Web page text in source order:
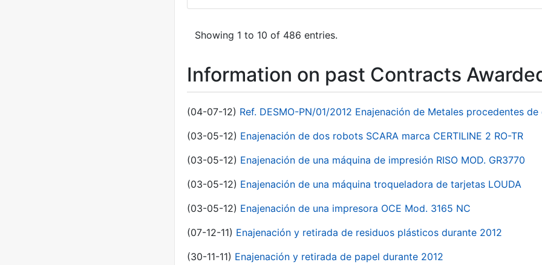
Showing 1 to 10 of 486 entries.
Information on past Contracts
(04-07-12) Ref. DESMO-PN/01/2012 Enajenación de Metales procedentes
(03-05-12) Enajenación de dos robots SCARA marca CERTILINE 2 RO-TR
(03-05-12) Enajenación de una máquina de impresión RISO MOD. GR3770
(03-05-12) Enajenación de una máquina troqueladora de tarjetas LOUDA
(03-05-12) Enajenación de una impresora OCE Mod. 3165 NC
(07-12-11) Enajenación y retirada de residuos plásticos durante 2012
(30-11-11) Enajenación y retirada de papel durante 2012